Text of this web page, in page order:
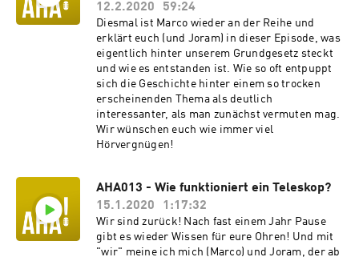
12.2.2020
59:24
Diesmal ist Marco wieder an der Reihe und
erklärt euch (und Joram) in dieser Episode, was
eigentlich hinter unserem Grundgesetz steckt
und wie es entstanden ist. Wie so oft entpuppt
sich die Geschichte hinter einem so trocken
erscheinenden Thema als deutlich
interessanter, als man zunächst vermuten mag.
Wir wünschen euch wie immer viel
Hörvergnügen!
AHA013 - Wie funktioniert ein Teleskop?
15.1.2020
1:17:32
Wir sind zurück! Nach fast einem Jahr Pause
gibt es wieder Wissen für eure Ohren! Und mit
"wir" meine ich mich (Marco) und Joram, der ab